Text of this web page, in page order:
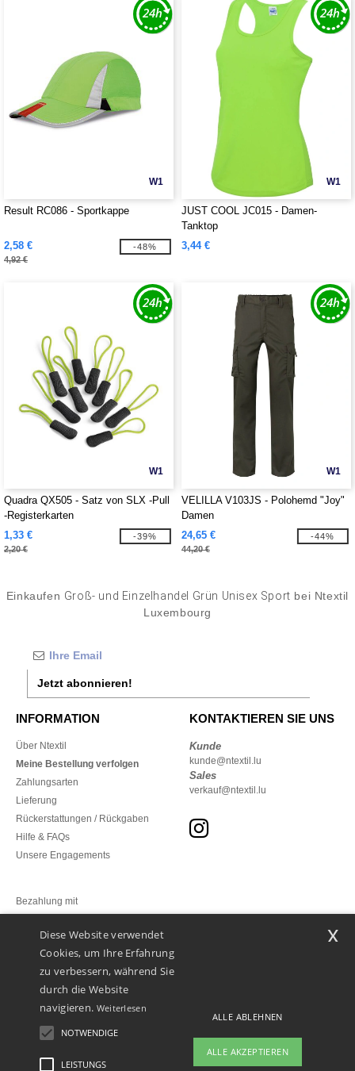
W1
Result RC086 - Sportkappe
2,58 €
4,92 €
-48%
W1
JUST COOL JC015 - Damen-
Tanktop
3,44 €
W1
Quadra QX505 - Satz von SLX -Pull
-Registerkarten
1,33 €
2,20 €
-39%
W1
VELILLA V103JS - Polohemd "Joy"
Damen
24,65 €
44,20 €
-44%
Einkaufen Groß- und Einzelhandel Grün Unisex Sport bei Ntextil
Luxembourg
Jetzt abonnieren!
INFORMATION
Über Ntextil
Meine Bestellung verfolgen
Zahlungsarten
Lieferung
Rückerstattungen / Rückgaben
Hilfe & FAQs
Unsere Engagements
KONTAKTIEREN SIE UNS
Kunde
kunde@ntextil.lu
Sales
verkauf@ntextil.lu
Bezahlung mit
Unsere Paketzusteller
Diese Website verwendet
Cookies, um Ihre Erfahrung
zu verbessern, während Sie
durch die Website
navigieren. Weiterlesen
NOTWENDIGE
LEISTUNGS
ALLE ABLEHNEN
ALLE AKZEPTIEREN
x